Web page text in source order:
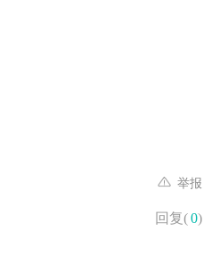
举报
回复(0)